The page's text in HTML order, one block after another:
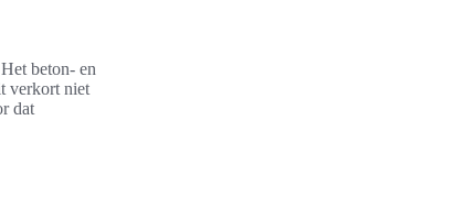
beton- en
verkort niet
dat